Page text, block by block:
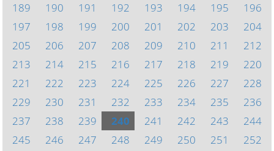
189
190 191 192 193 194 195
196
197
198 199 200 201 202 203
204
205
206 207 208 209 210 211
212
213
214 215 216 217 218 219
220
221
222 223 224 225 226 227
228
229
230 231 232 233 234 235
236
237
238 239 240 241 242 243
244
245
246 247 248 249 250 251
252